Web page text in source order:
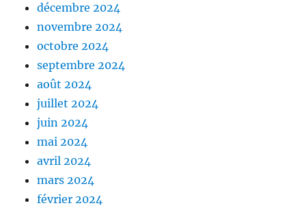
décembre 2024
novembre 2024
octobre 2024
septembre 2024
août 2024
juillet 2024
juin 2024
mai 2024
avril 2024
mars 2024
février 2024